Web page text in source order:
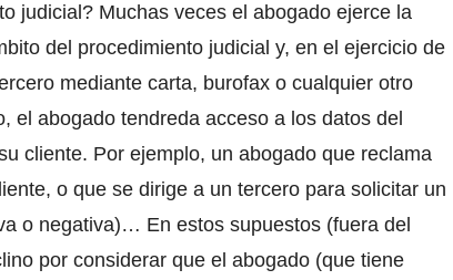
judicial? Muchas veces el abogado ejerce la
del procedimiento judicial y, en el ejercicio de
mediante carta, burofax o cualquier otro
el abogado tendreda acceso a los datos del
cliente. Por ejemplo, un abogado que reclama
o que se dirige a un tercero para solicitar un
o negativa)… En estos supuestos (fuera del
por considerar que el abogado (que tiene